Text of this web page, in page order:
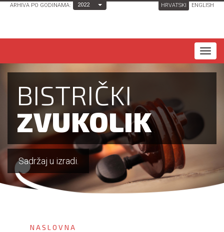
ARHIVA PO GODINAMA: 2022 Toggle Dropdown HRVATSKI ENGLISH
T
g
BISTRIČKI
ZVUKOLIK
Sadržaj u izradi.
NASLOVNA